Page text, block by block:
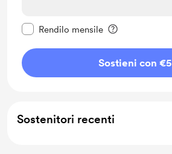
Rendilo mensile
Sostieni con €5
Sostenitori recenti